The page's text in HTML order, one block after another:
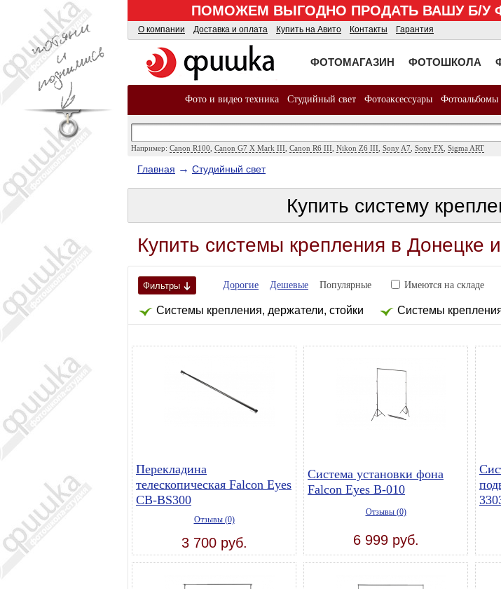
ПОМОЖЕМ ВЫГОДНО ПРОДАТЬ ВАШУ Б/У
О компании Доставка и оплата Купить на Авито Контакты Гарантия
ФОТОМАГАЗИН ФОТОШКОЛА
Фото и видео техника Студийный свет Фотоаксессуары Фотоальбомы
Например: Canon R100 Canon G7 X Mark III Canon R6 III Nikon Z6 III Sony A7 Sony FX Sigma ART
Главная → Студийный свет
Купить систему
Купить системы крепления в Донецке
Фильтры Дорогие Дешевые Популярные Имеются на складе
Системы крепления, держатели, стойки Системы
Перекладина
телескопическая Falcon Eyes
CB-BS300
Отзывы (0)
3 700 руб.
Система установки фона
Falcon Eyes В-010
Отзывы (0)
6 999 руб.